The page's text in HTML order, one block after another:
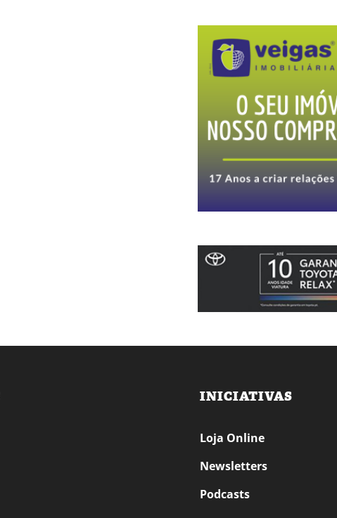
INICIATIVAS
Loja Online
Newsletters
Podcasts